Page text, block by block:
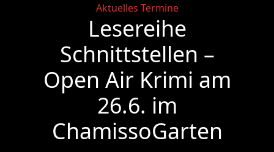
Categories
Aktuelles Termine
Lesereihe
Schnittstellen –
Open Air Krimi am
26.6. im
ChamissoGarten